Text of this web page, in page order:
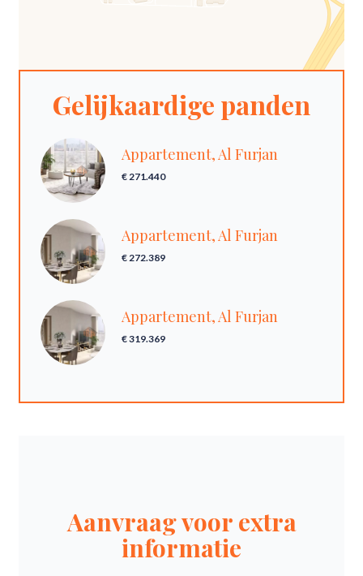
Gelijkaardige panden
Appartement, Al Furjan
€ 271.440
Appartement, Al Furjan
€ 272.389
Appartement, Al Furjan
€ 319.369
Aanvraag voor extra
informatie